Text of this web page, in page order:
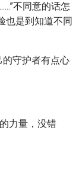
不同意的话怎
也是到知道不同
的守护者有点心
力量，没错